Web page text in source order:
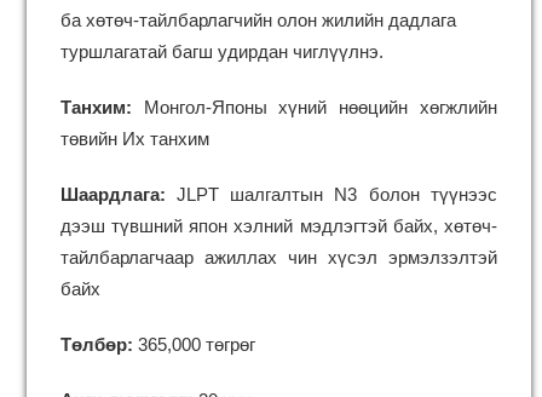
ба хөтөч-тайлбарлагчийн олон жилийн дадлага
туршлагатай багш удирдан чиглүүлнэ.
Танхим:
Монгол-Японы хүний нөөцийн хөгжлийн
төвийн Их танхим
Шаардлага:JLPT шалгалтын N3 болон түүнээс
дээш түвшний япон хэлний мэдлэгтэй байх, хөтөч-
тайлбарлагчаар ажиллах чин хүсэл эрмэлзэлтэй
байх
Төлбөр: 365,000 төгрөг